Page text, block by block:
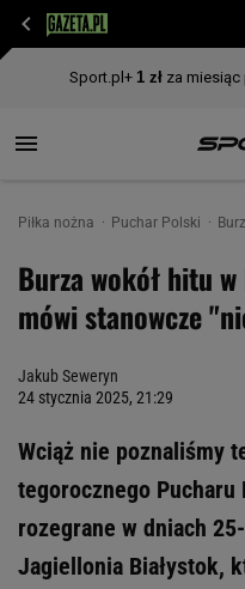
Piłka nożna Puchar Polski
Burza wokół hitu
mówi stanowcze
Jakub Seweryn
24 stycznia 2025, 21:29
Wciąż nie poznaliśmy
tegorocznego
rozegrane w dniach
Jagiellonia Białystok,